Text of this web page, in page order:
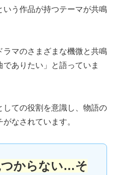
いう作品が持つテーマが共鳴
マのさまざまな機微と共鳴
ありたい」と語っていま
しての役割を意識し、物語の
なされています。
からない…そ